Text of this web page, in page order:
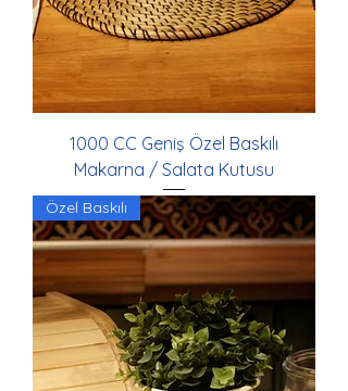
1000 CC Geniş Özel Baskılı
Makarna / Salata Kutusu
Özel Baskılı